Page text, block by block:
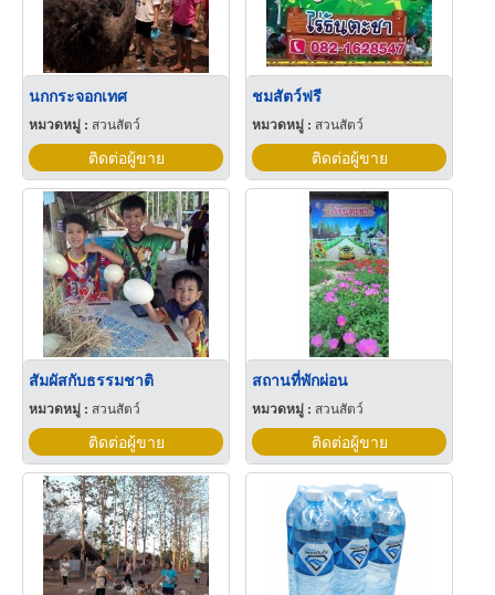
นกกระจอกเทศ
หมวดหมู่ : สวนสัตว์
ติดต่อผู้ขาย
ชมสัตว์ฟรี
หมวดหมู่ : สวนสัตว์
ติดต่อผู้ขาย
สัมผัสกับธรรมชาติ
หมวดหมู่ : สวนสัตว์
ติดต่อผู้ขาย
สถานที่พักผ่อน
หมวดหมู่ : สวนสัตว์
ติดต่อผู้ขาย